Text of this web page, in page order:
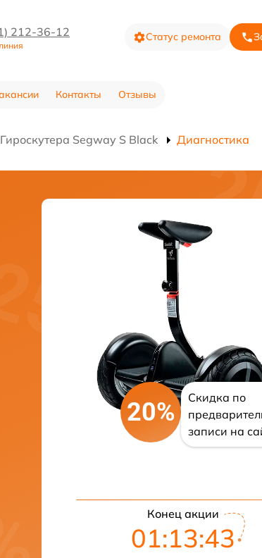
212-36-12 Статус ремонта
Контакты Отзывы
Segway S Black Диагностика
20%
Скидка по
записи на
Конец акции
01:13:42